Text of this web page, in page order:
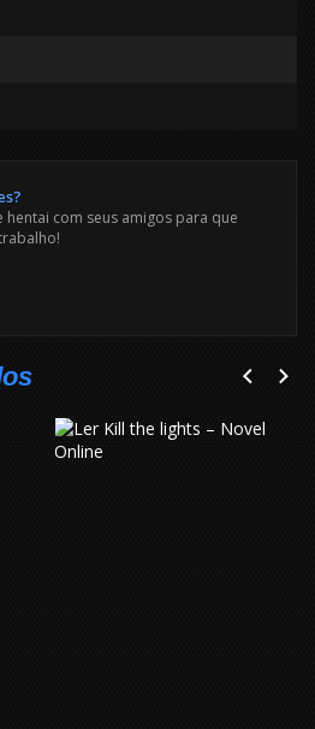
com seus amigos para que